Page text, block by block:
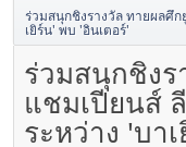
ร่วมสนุกชิงรางวัล ทายผลศึ
เยิร์น' พบ 'อินเตอร์'
ร่วมสนุกชิง
แชมเปียนส์
ระหว่าง 'บา